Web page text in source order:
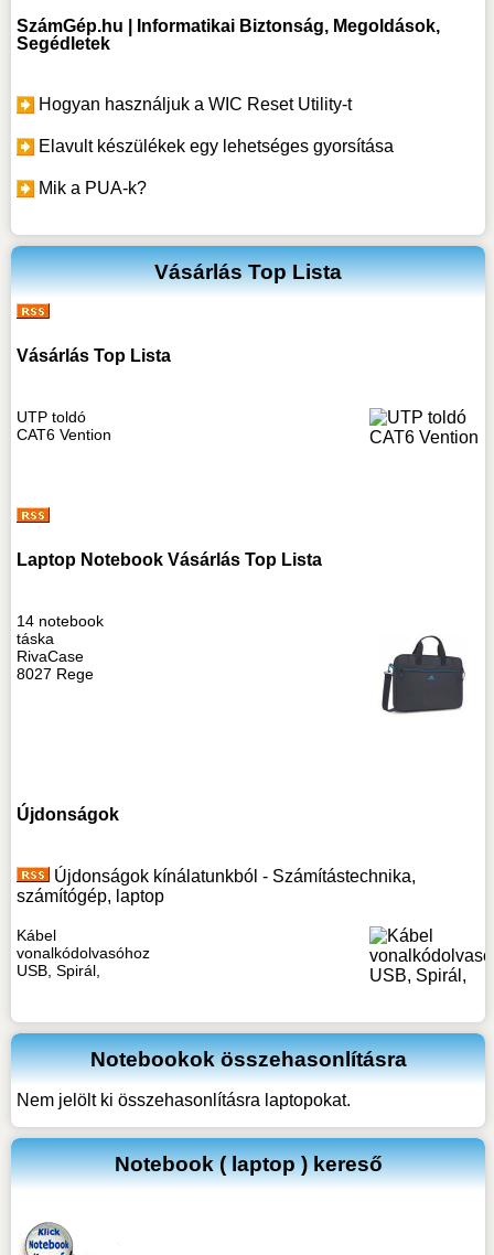
SzámGép.hu | Informatikai Biztonság, Megoldások,
Segédletek
Hogyan használjuk a WIC Reset Utility-t
Elavult készülékek egy lehetséges gyorsítása
Mik a PUA-k?
Vásárlás Top Lista
Vásárlás Top Lista
UTP toldó
CAT6 Vention
Laptop Notebook Vásárlás Top Lista
14 notebook
táska
RivaCase
8027 Rege
Újdonságok
Újdonságok kínálatunkból - Számítástechnika,
számítógép, laptop
Kábel
vonalkódolvasóhoz
USB, Spirál,
Notebookok összehasonlításra
Nem jelölt ki összehasonlításra laptopokat.
Notebook ( laptop ) kereső